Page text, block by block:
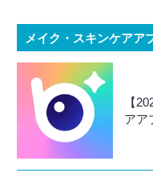
メイク・スキンケアア
【
アア